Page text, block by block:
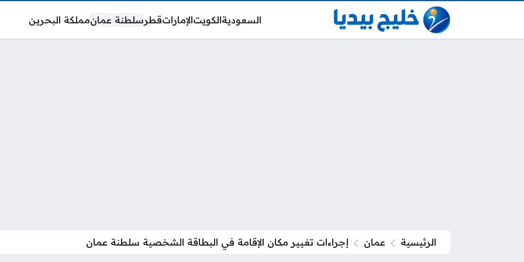
السعوديةالكويتالإماراتقطرسلطنة عمانمملكة البحرين
الرئيسية عمان إجراءات تغيير مكان الإقامة في البطاقة الشخصية سلطنة عمان